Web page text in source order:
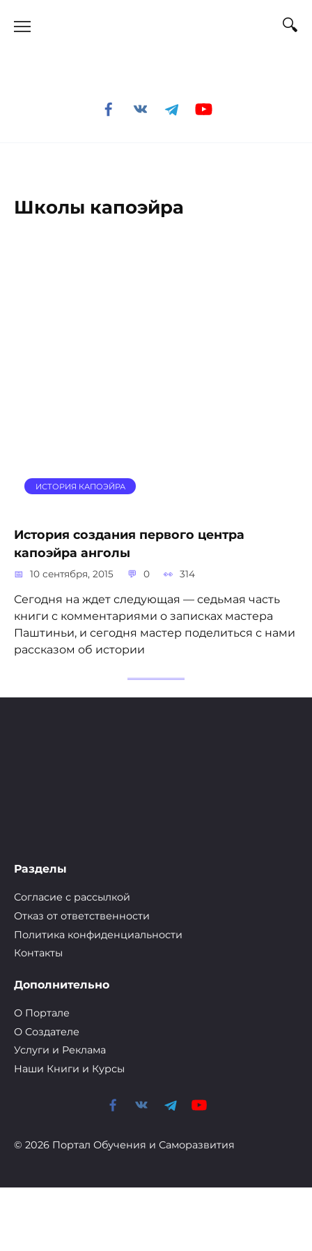
Школы капоэйра
ИСТОРИЯ КАПОЭЙРА
История создания первого центра
капоэйра анголы
10 сентября, 2015 0 314
Сегодня на ждет следующая — седьмая часть
книги с комментариями о записках мастера
Паштиньи, и сегодня мастер поделиться с нами
рассказом об истории
Разделы
Согласие с рассылкой
Отказ от ответственности
Политика конфиденциальности
Контакты
Дополнительно
О Портале
О Cоздателе
Услуги и Реклама
Наши Книги и Курсы
© 2026 Портал Обучения и Саморазвития